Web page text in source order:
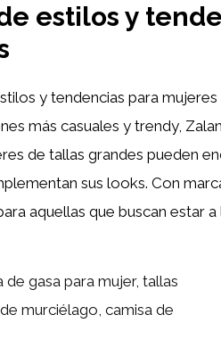
estilos y
y tendencias para mujeres
más casuales y trendy,
de tallas grandes pueden
sus looks. Con
aquellas que buscan estar
gasa para mujer, tallas
murciélago, camisa de